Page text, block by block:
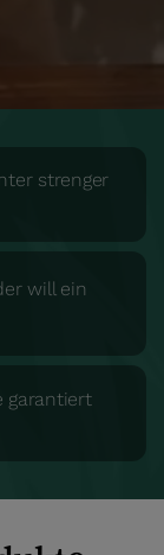
strenger
will ein
garantiert